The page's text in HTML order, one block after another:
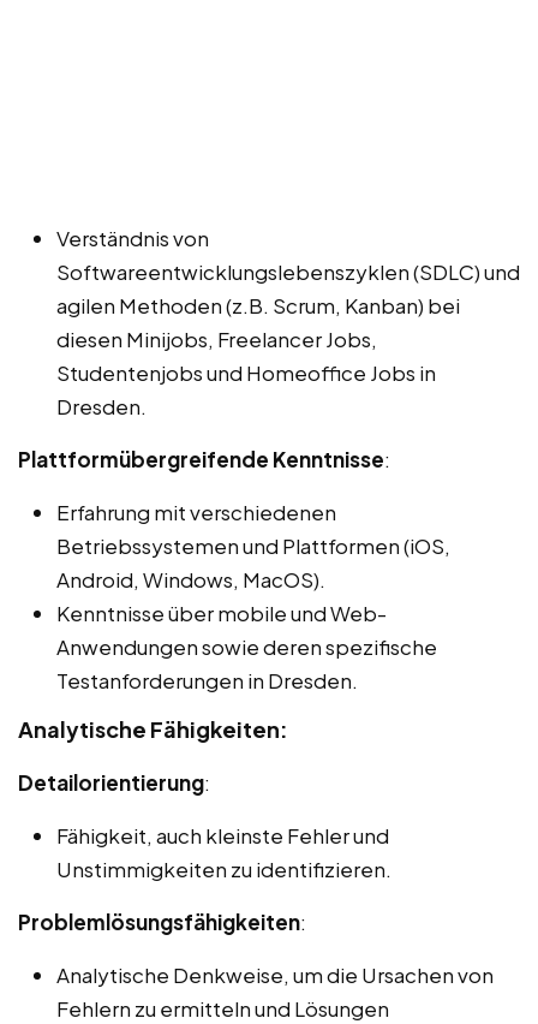
Verständnis von
Softwareentwicklungslebenszyklen (SDLC) und
agilen Methoden (z.B. Scrum, Kanban) bei
diesen Minijobs, Freelancer Jobs,
Studentenjobs und Homeoffice Jobs in
Dresden.
Plattformübergreifende Kenntnisse:
Erfahrung mit verschiedenen
Betriebssystemen und Plattformen (iOS,
Android, Windows, MacOS).
Kenntnisse über mobile und Web-
Anwendungen sowie deren spezifische
Testanforderungen in Dresden.
Analytische Fähigkeiten:
Detailorientierung:
Fähigkeit, auch kleinste Fehler und
Unstimmigkeiten zu identifizieren.
Problemlösungsfähigkeiten:
Analytische Denkweise, um die Ursachen von
Fehlern zu ermitteln und Lösungen